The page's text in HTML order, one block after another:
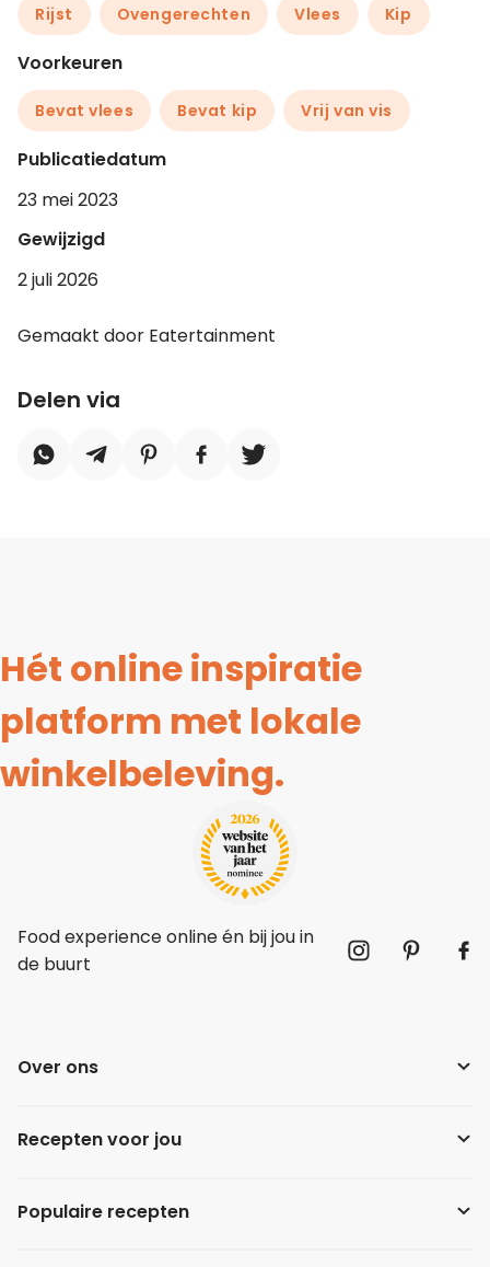
Rijst Ovengerechten Vlees Kip
Voorkeuren
Bevat vlees Bevat kip Vrij van vis
Publicatiedatum
23 mei 2023
Gewijzigd
2 juli 2026
Gemaakt door Eatertainment
Delen via
Hét online inspiratie
platform met lokale
winkelbeleving.
Food experience online én bij jou in
de buurt
Over ons
Recepten voor jou
Populaire recepten